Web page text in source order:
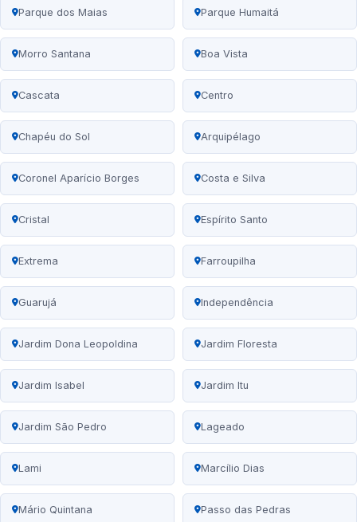
Parque dos Maias Parque Humaitá
Morro Santana Boa Vista
Cascata Centro
Chapéu do Sol Arquipélago
Coronel Aparício Borges Costa e Silva
Cristal Espírito Santo
Extrema Farroupilha
Guarujá Independência
Jardim Dona Leopoldina Jardim Floresta
Jardim Isabel Jardim Itu
Jardim São Pedro Lageado
Lami Marcílio Dias
Mário Quintana Passo das Pedras